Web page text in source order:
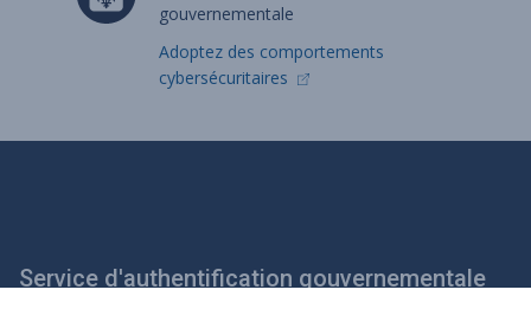
gouvernementale
Adoptez des comportements
cybersécuritaires
Service d'authentification gouvernementale